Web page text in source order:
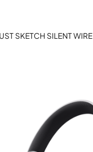
SKETCH SILENT WIRE